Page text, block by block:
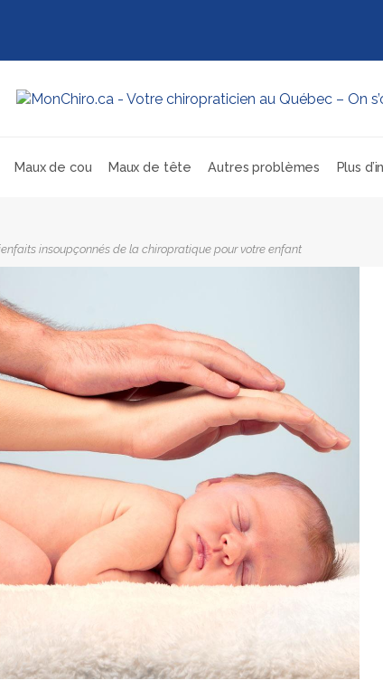
Maux de cou Maux de tête Autres problèmes Plus
insoupçonnés de la chiropratique pour votre enfant